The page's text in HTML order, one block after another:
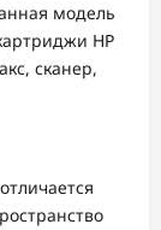
модель
HP
сканер,